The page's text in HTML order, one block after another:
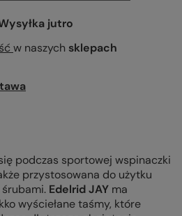
jutro
w naszych sklepach
podczas sportowej wspinaczki
przystosowana do użytku
Edelrid JAY ma
wyściełane taśmy, które